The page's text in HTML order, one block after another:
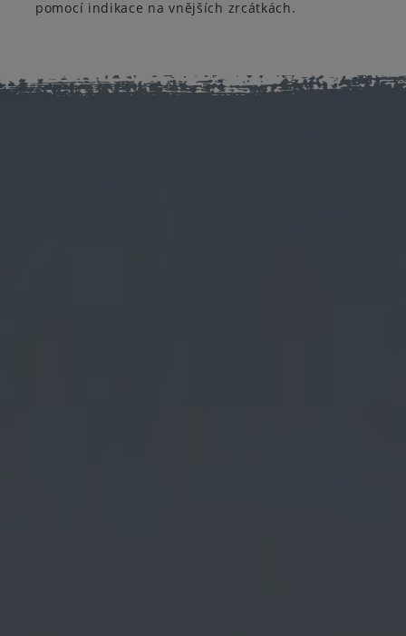
pomocí indikace na vnějších zrcátkách.